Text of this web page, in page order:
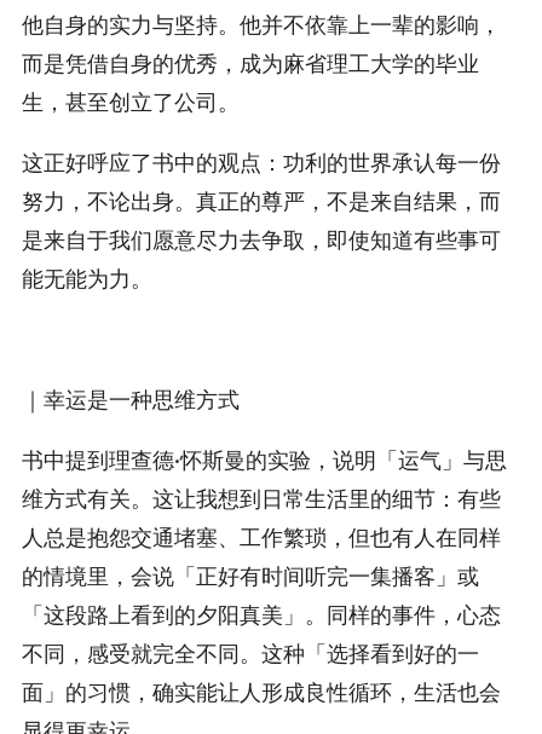
他自身的实力与坚持。他并不依靠上一辈的影响，
而是凭借自身的优秀，成为麻省理工大学的毕业
生，甚至创立了公司。
这正好呼应了书中的观点：功利的世界承认每一份
努力，不论出身。真正的尊严，不是来自结果，而
是来自于我们愿意尽力去争取，即使知道有些事可
能无能为力。
｜幸运是一种思维方式
书中提到理查德·怀斯曼的实验，说明「运气」与思
维方式有关。这让我想到日常生活里的细节：有些
人总是抱怨交通堵塞、工作繁琐，但也有人在同样
的情境里，会说「正好有时间听完一集播客」或
「这段路上看到的夕阳真美」。同样的事件，心态
不同，感受就完全不同。这种「选择看到好的一
面」的习惯，确实能让人形成良性循环，生活也会